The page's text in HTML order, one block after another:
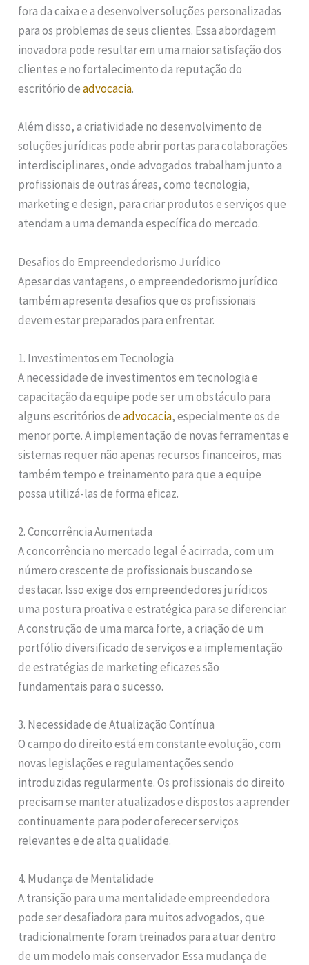
fora da caixa e a desenvolver soluções personalizadas
para os problemas de seus clientes. Essa abordagem
inovadora pode resultar em uma maior satisfação dos
clientes e no fortalecimento da reputação do
escritório deadvocacia.
Além disso, a criatividade no desenvolvimento de
soluções jurídicas pode abrir portas para colaborações
interdisciplinares, onde advogados trabalham junto a
profissionais de outras áreas, como tecnologia,
marketing e design, para criar produtos e serviços que
atendam a uma demanda específica do mercado.
Desafios do Empreendedorismo Jurídico
Apesar das vantagens, o empreendedorismo jurídico
também apresenta desafios que os profissionais
devem estar preparados para enfrentar.
1. Investimentos em Tecnologia
A necessidade de investimentos em tecnologia e
capacitação da equipe pode ser um obstáculo para
alguns escritórios deadvocacia, especialmente os de
menor porte. A implementação de novas ferramentas e
sistemas requer não apenas recursos financeiros, mas
também tempo e treinamento para que a equipe
possa utilizá-las de forma eficaz.
2. Concorrência Aumentada
A concorrência no mercado legal é acirrada, com um
número crescente de profissionais buscando se
destacar. Isso exige dos empreendedores jurídicos
uma postura proativa e estratégica para se diferenciar.
A construção de uma marca forte, a criação de um
portfólio diversificado de serviços e a implementação
de estratégias de marketing eficazes são
fundamentais para o sucesso.
3. Necessidade de Atualização Contínua
O campo do direito está em constante evolução, com
novas legislações e regulamentações sendo
introduzidas regularmente. Os profissionais do direito
precisam se manter atualizados e dispostos a aprender
continuamente para poder oferecer serviços
relevantes e de alta qualidade.
4. Mudança de Mentalidade
A transição para uma mentalidade empreendedora
pode ser desafiadora para muitos advogados, que
tradicionalmente foram treinados para atuar dentro
de um modelo mais conservador. Essa mudança de